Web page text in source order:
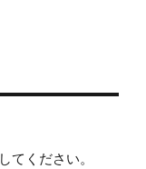
してください。